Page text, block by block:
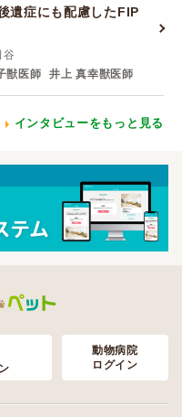
遺症にも配慮したFIP
谷
獣医師 井上 真幸獣医師
インタビューをもっと見る
動物病院
ログイン